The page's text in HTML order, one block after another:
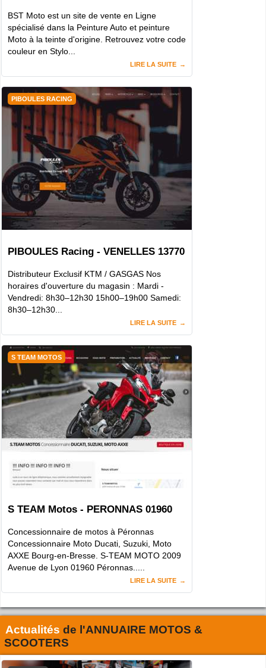
BST Moto est un site de vente en Ligne
spécialisé dans la Peinture Auto et peinture
Moto à la teinte d'origine. Retrouvez votre code
couleur en Stylo...
LIRE LA SUITE
PIBOULES RACING
PIBOULES Racing - VENELLES 13770
Distributeur Exclusif KTM / GASGAS Nos
horaires d'ouverture du magasin : Mardi -
Vendredi: 8h30–12h30 15h00–19h00 Samedi:
8h30–12h30...
LIRE LA SUITE
S TEAM MOTOS
S TEAM Motos - PERONNAS 01960
Concessionnaire de motos à Péronnas
Concessionnaire Moto Ducati, Suzuki, Moto
AXXE Bourg-en-Bresse. S-TEAM MOTO 2009
Avenue de Lyon 01960 Péronnas.....
LIRE LA SUITE
Actualités de l'ANNUAIRE MOTOS &
SCOOTERS